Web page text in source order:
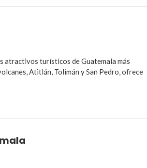
atractivos turísticos de Guatemala más
Atitlán, Tolimán y San Pedro, ofrece